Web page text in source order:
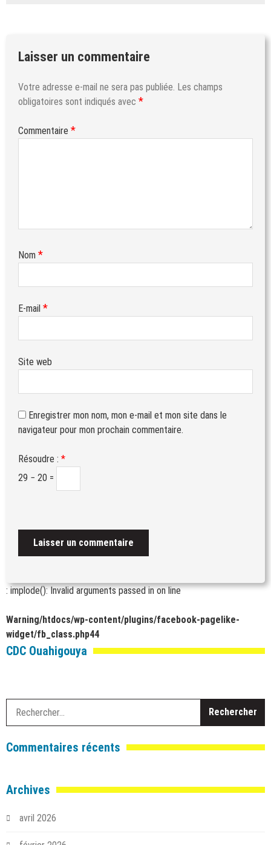
Laisser un commentaire
Votre adresse e-mail ne sera pas publiée. Les champs
obligatoires sont indiqués avec *
Commentaire *
Nom *
E-mail *
Site web
Enregistrer mon nom, mon e-mail et mon site dans le
navigateur pour mon prochain commentaire.
Résoudre : *
29 − 20 =
: implode(): Invalid arguments passed inon line
Warning/htdocs/wp-content/plugins/facebook-pagelike-
widget/fb_class.php44
CDC Ouahigouya
Commentaires récents
Archives
avril 2026